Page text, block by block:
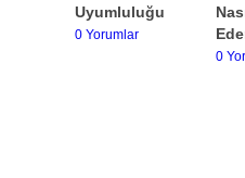
Uyumluluğu
0 Yorumlar
0